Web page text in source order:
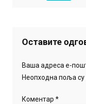
Оставите
Ваша адреса е-
Неопходна поља
Коментар*